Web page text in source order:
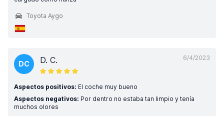
Toyota Aygo
6/4/2023
DC D. C.
Aspectos positivos: El coche muy bueno
Aspectos negativos: Por dentro no estaba tan limpio y tenía
muchos olores